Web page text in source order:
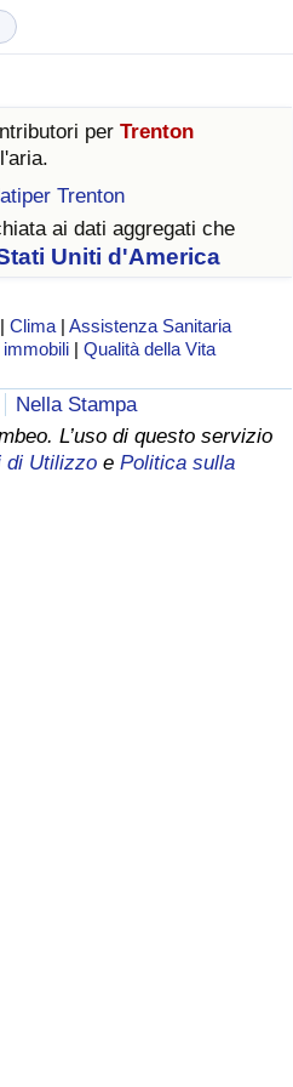
per Trenton
Trenton
ai dati aggregati che
Uniti d'America
|Clima |Assistenza Sanitaria
|Qualità della Vita
Nella Stampa
L’uso di questo servizio
di Utilizzo e Politica sulla
(corrente)
per Nazione
(Corrente)
per Nazione
(Corrente)
per Paese
(Corrente)